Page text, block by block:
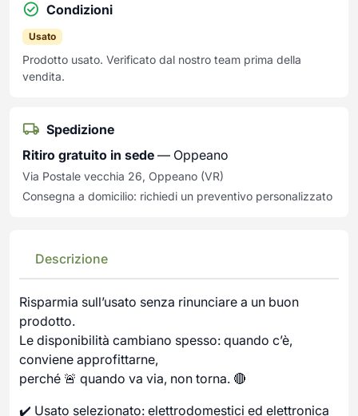
Condizioni
Usato
Prodotto usato. Verificato dal nostro team prima della
vendita.
Spedizione
Ritiro gratuito in sede — Oppeano
Via Postale vecchia 26, Oppeano (VR)
Consegna a domicilio: richiedi un preventivo personalizzato
Descrizione
Risparmia sull’usato senza rinunciare a un buon
prodotto.
Le disponibilità cambiano spesso: quando c’è,
conviene approfittarne,
perché 🚨 quando va via, non torna. 🔴
✔️ Usato selezionato: elettrodomestici ed elettronica